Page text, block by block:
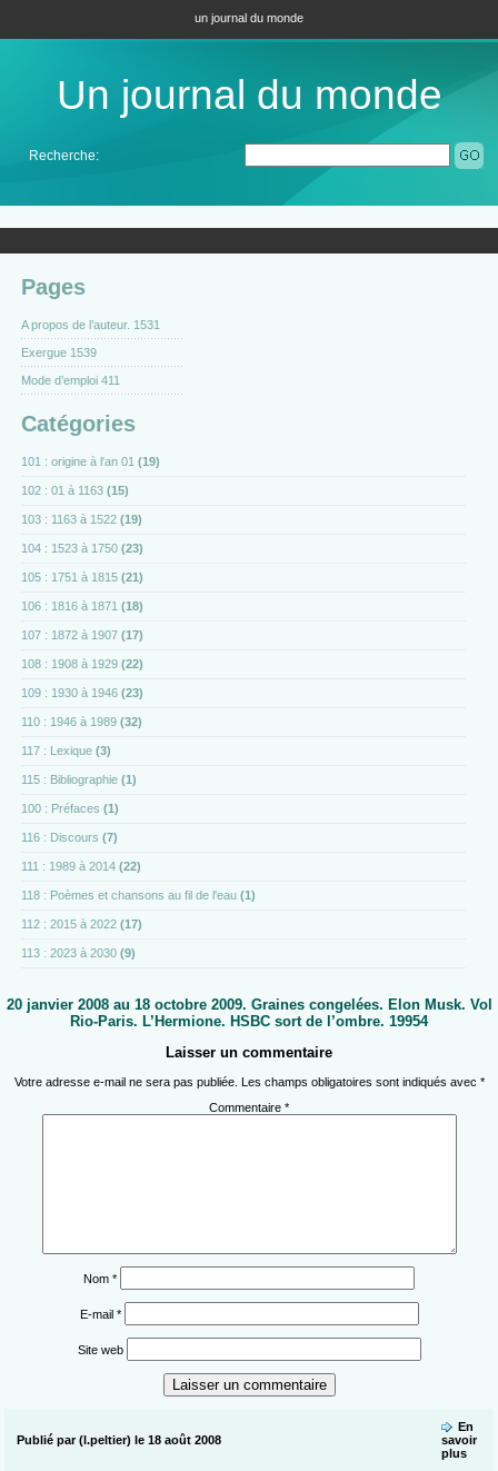
un journal du monde
Un journal du monde
Recherche:
Pages
A propos de l’auteur. 1531
Exergue 1539
Mode d’emploi 411
Catégories
101 : origine à l'an 01 (19)
102 : 01 à 1163 (15)
103 : 1163 à 1522 (19)
104 : 1523 à 1750 (23)
105 : 1751 à 1815 (21)
106 : 1816 à 1871 (18)
107 : 1872 à 1907 (17)
108 : 1908 à 1929 (22)
109 : 1930 à 1946 (23)
110 : 1946 à 1989 (32)
117 : Lexique (3)
115 : Bibliographie (1)
100 : Préfaces (1)
116 : Discours (7)
111 : 1989 à 2014 (22)
118 : Poèmes et chansons au fil de l'eau (1)
112 : 2015 à 2022 (17)
113 : 2023 à 2030 (9)
20 janvier 2008 au 18 octobre 2009. Graines congelées. Elon Musk. Vol
Rio-Paris. L’Hermione. HSBC sort de l’ombre. 19954
Laisser un commentaire
Votre adresse e-mail ne sera pas publiée. Les champs obligatoires sont indiqués avec *
Commentaire *
Nom *
E-mail *
Site web
Publié par (l.peltier) le 18 août 2008
En
savoir
plus